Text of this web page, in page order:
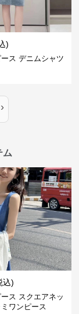
)
ス デニムシャツ
›
ム
込)
ス スクエアネッ
ワンピース